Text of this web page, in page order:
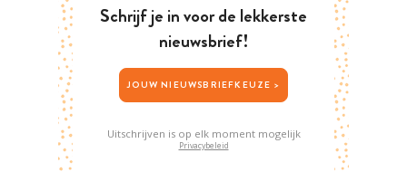
Schrijf je in voor de lekkerste
nieuwsbrief!
JOUW NIEUWSBRIEFKEUZE >
Uitschrijven is op elk moment mogelijk
Privacybeleid